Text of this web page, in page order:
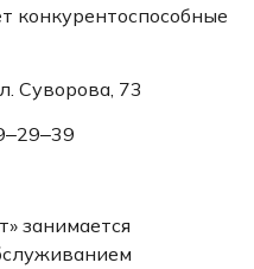
конкурентоспособные
Суворова, 73
занимается